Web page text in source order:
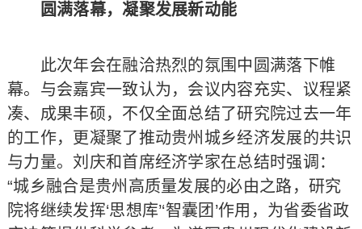
圆满落幕，凝聚发展新动能
此次年会在融洽热烈的氛围中圆满落下帷
幕。与会嘉宾一致认为，会议内容充实、议程紧
凑、成果丰硕，不仅全面总结了研究院过去一年
的工作，更凝聚了推动贵州城乡经济发展的共识
与力量。刘庆和首席经济学家在总结时强调：
“城乡融合是贵州高质量发展的必由之路，研究
院将继续发挥‘思想库’‘智囊团’作用，为省委省政